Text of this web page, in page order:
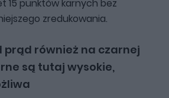
15 punktów karnych bez
zredukowania.
prąd również na czarnej
są tutaj wysokie,